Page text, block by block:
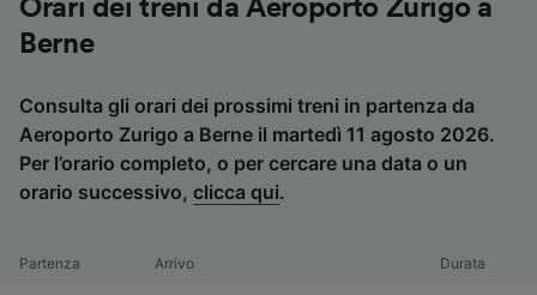
Orari dei treni da Aeroporto Zurigo a
Berne
Consulta gli orari dei prossimi treni in partenza da
Aeroporto Zurigo a Berne il martedì 11 agosto 2026.
Per l’orario completo, o per cercare una data o un
orario successivo, clicca qui.
Partenza Arrivo Durata